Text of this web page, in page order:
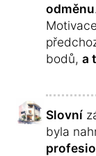
odměnu.
bodů, a
Slovní
byla